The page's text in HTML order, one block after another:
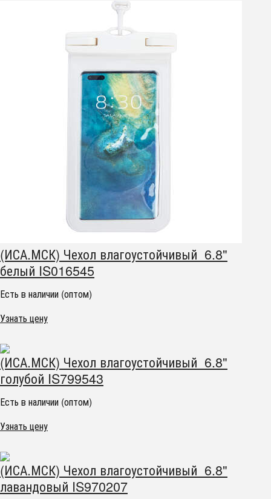
(ИСА.МСК) Чехол влагоустойчивый 6.8"
белый IS016545
Есть в наличии (оптом)
Узнать цену
(ИСА.МСК) Чехол влагоустойчивый 6.8"
голубой IS799543
Есть в наличии (оптом)
Узнать цену
(ИСА.МСК) Чехол влагоустойчивый 6.8"
лавандовый IS970207